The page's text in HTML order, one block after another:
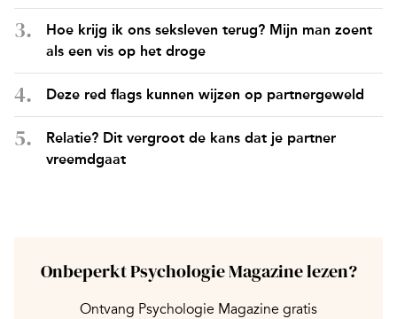
Hoe krijg ik ons seksleven terug? Mijn man zoent
als een vis op het droge
Deze red flags kunnen wijzen op partnergeweld
Relatie? Dit vergroot de kans dat je partner
vreemdgaat
Onbeperkt Psychologie Magazine lezen?
Ontvang Psychologie Magazine gratis